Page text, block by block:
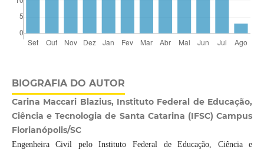
BIOGRAFIA DO AUTOR
Carina Maccari Blazius, Instituto Federal de Educação,
Ciência e Tecnologia de Santa Catarina (IFSC) Campus
Florianópolis/SC
Engenheira Civil pelo Instituto Federal de Educação, Ciência e